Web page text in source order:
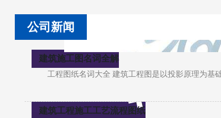
公司新闻
建筑施工图名词全解
工程图纸名词大全 建筑工程图是以投影原理为基
建筑工程施工工艺流程图纸